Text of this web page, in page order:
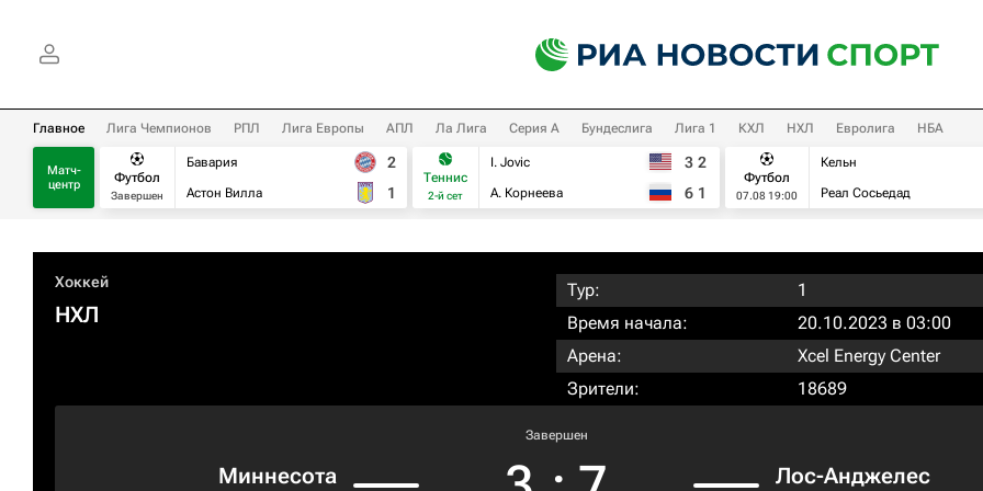
Главное Лига Чемпионов РПЛ Лига Европы АПЛ Ла Лига Серия А Бундеслига Лига 1 КХЛ НХЛ Евролига НБА
Матч-
центр
Футбол
Завершен
Бавария
Астон Вилла
2
1
Теннис
2-й сет
I. Jovic
А. Корнеева
3 2
6 1
Футбол
07.08 19:00
Кельн
Реал Сосьедад
Хоккей
НХЛ
Тур:
1
Время начала:
20.10.2023 в 03:00
Арена:
Xcel Energy Center
Зрители:
18689
Миннесота
Завершен
Лос-Анджелес